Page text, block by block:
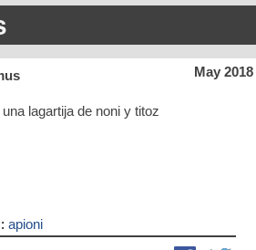
May 2018
lagartija de noni y titoz
apioni